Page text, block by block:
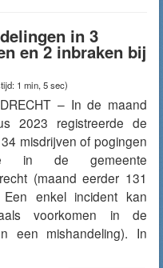
in 3
en 2 inbraken bij
1 min, 5 sec)
– In de maand
2023 registreerde de
misdrijven of pogingen
in de gemeente
(maand eerder 131
Een enkel incident kan
voorkomen in de
een mishandeling). In